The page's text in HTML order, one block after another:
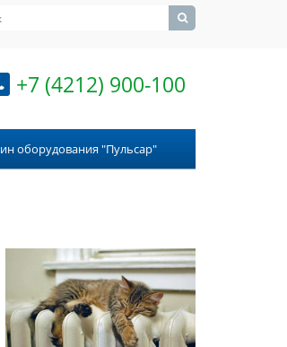
+7 (4212) 900-100
оборудования "Пульсар"